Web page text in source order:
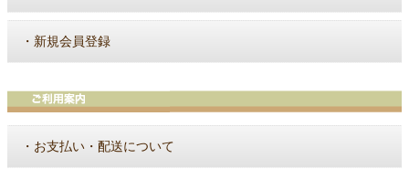
・ 新規会員登録
・ お支払い・配送について